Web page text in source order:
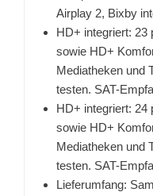
Airplay 2, Bixby
HD+ integriert: 23
sowie HD+
Mediatheken und
testen. SAT-
HD+ integriert: 24
sowie HD+
Mediatheken und
testen. SAT-
Lieferumfang: